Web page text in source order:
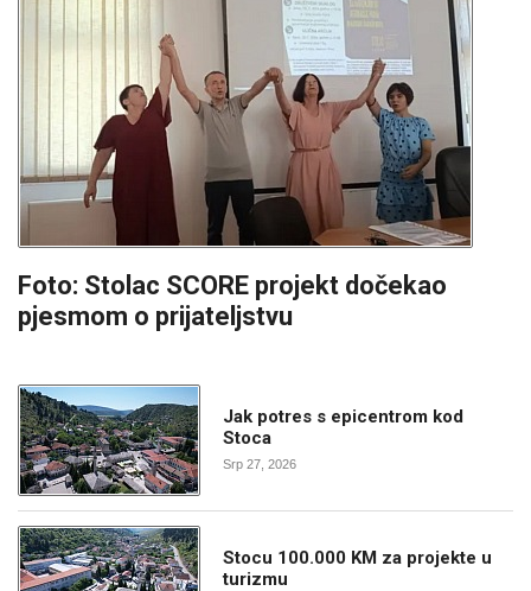
Foto: Stolac SCORE projekt dočekao
pjesmom o prijateljstvu
Jak potres s epicentrom kod
Stoca
Srp 27, 2026
Stocu 100.000 KM za projekte u
turizmu